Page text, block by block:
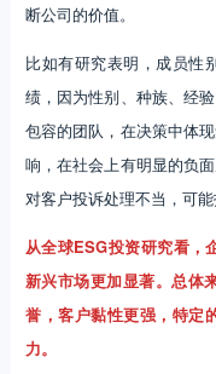
断公司的价值。
比如有研究表明，成员性
绩，因为性别、种族、经
包容的团队，在决策中体
响，在社会上有明显的负
对客户投诉处理不当，可能
从全球ESG投资研究看，
新兴市场更加显著。总体
誉，客户黏性更强，特定
力。